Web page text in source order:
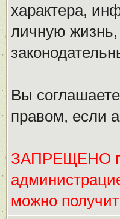
характера,
личную
Вы
правом, если
ЗАПРЕЩЕНО
можно